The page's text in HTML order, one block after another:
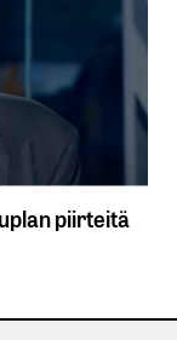
piirteitä